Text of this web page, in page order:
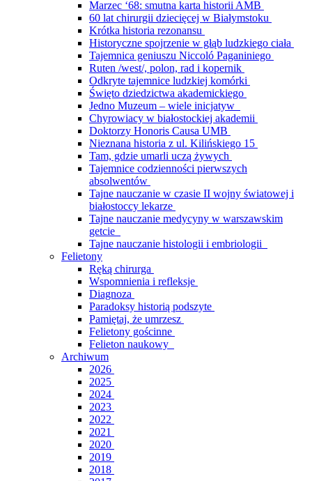
Marzec ‘68: smutna karta historii AMB
60 lat chirurgii dziecięcej w Białymstoku
Krótka historia rezonansu
Historyczne spojrzenie w głąb ludzkiego ciała
Tajemnica geniuszu Niccoló Paganiniego
Ruten /west/, polon, rad i kopernik
Odkryte tajemnice ludzkiej komórki
Święto dziedzictwa akademickiego
Jedno Muzeum – wiele inicjatyw
Chyrowiacy w białostockiej akademii
Doktorzy Honoris Causa UMB
Nieznana historia z ul. Kilińskiego 15
Tam, gdzie umarli uczą żywych
Tajemnice codzienności pierwszych
absolwentów
Tajne nauczanie w czasie II wojny światowej i
białostoccy lekarze
Tajne nauczanie medycyny w warszawskim
getcie
Tajne nauczanie histologii i embriologii
Felietony
Ręką chirurga
Wspomnienia i refleksje
Diagnoza
Paradoksy historią podszyte
Pamiętaj, że umrzesz
Felietony gościnne
Felieton naukowy
Archiwum
2026
2025
2024
2023
2022
2021
2020
2019
2018